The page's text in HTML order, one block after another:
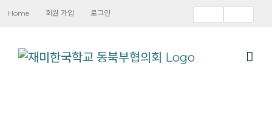
Skip
content
Home 회원 가입 로그인